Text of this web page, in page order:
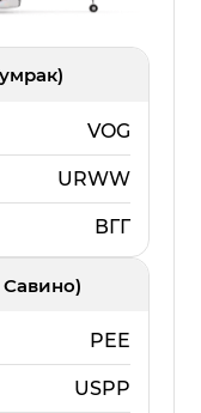
VOG
URWW
ВГГ
PEE
USPP